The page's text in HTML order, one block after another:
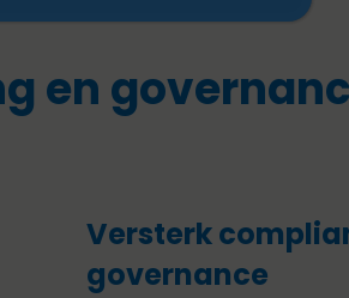
en
Versterk
governance